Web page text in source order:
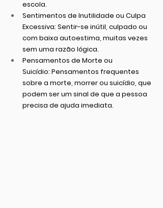
escola.
Sentimentos de Inutilidade ou Culpa
Excessiva: Sentir-se inútil, culpado ou
com baixa autoestima, muitas vezes
sem uma razão lógica.
Pensamentos de Morte ou
Suicídio: Pensamentos frequentes
sobre a morte, morrer ou suicídio, que
podem ser um sinal de que a pessoa
precisa de ajuda imediata.